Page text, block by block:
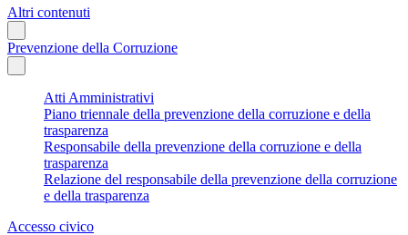
Altri contenuti
Prevenzione della Corruzione
Atti Amministrativi
Piano triennale della prevenzione della corruzione e della
trasparenza
Responsabile della prevenzione della corruzione e della
trasparenza
Relazione del responsabile della prevenzione della corruzione
e della trasparenza
Accesso civico